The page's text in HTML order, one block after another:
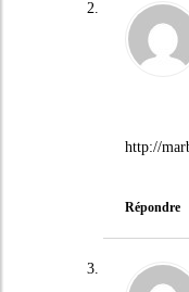
http://
Répondre